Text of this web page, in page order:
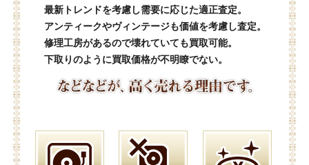
最新トレンドを考慮し需要に応じた適正査定。
アンティークやヴィンテージも価値を考慮し査定。
修理工房があるので壊れていても買取可能。
下取りのように買取価格が不明瞭でない。